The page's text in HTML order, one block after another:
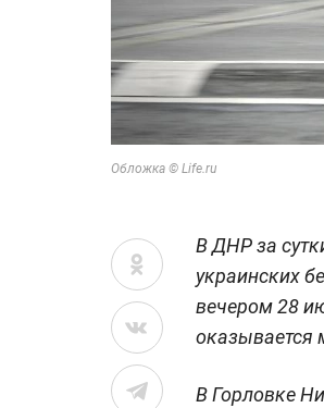
Обложка © Life.ru
В ДНР за
украинских
вечером 28
оказывается
В Горловке